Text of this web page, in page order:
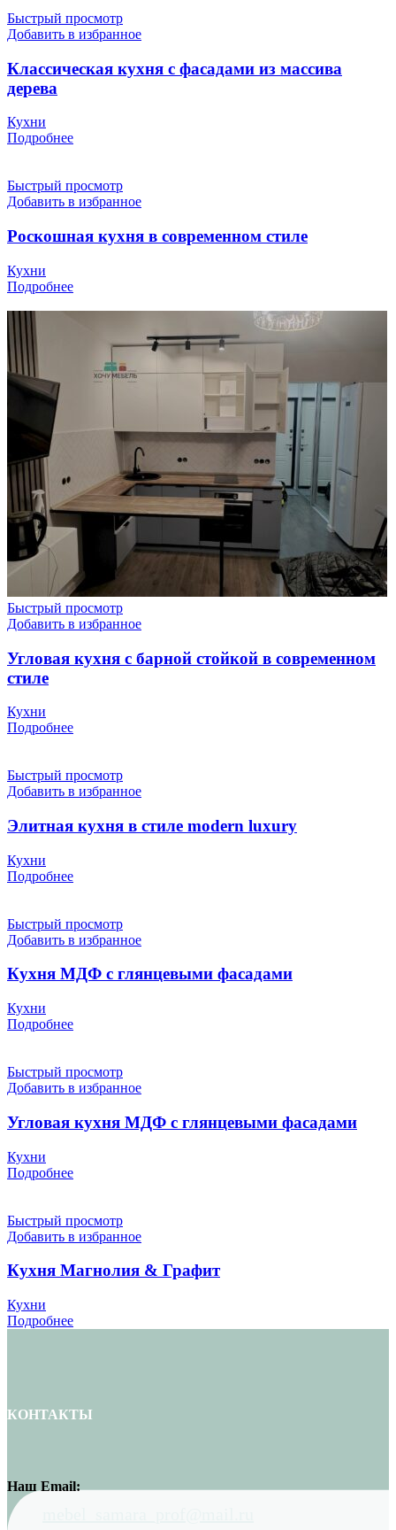
Быстрый просмотр
Добавить в избранное
Классическая кухня с фасадами из массива
дерева
Кухни
Подробнее
Быстрый просмотр
Добавить в избранное
Роскошная кухня в современном стиле
Кухни
Подробнее
Быстрый просмотр
Добавить в избранное
Угловая кухня с барной стойкой в современном
стиле
Кухни
Подробнее
Быстрый просмотр
Добавить в избранное
Элитная кухня в стиле modern luxury
Кухни
Подробнее
Быстрый просмотр
Добавить в избранное
Кухня МДФ с глянцевыми фасадами
Кухни
Подробнее
Быстрый просмотр
Добавить в избранное
Угловая кухня МДФ с глянцевыми фасадами
Кухни
Подробнее
Быстрый просмотр
Добавить в избранное
Кухня Магнолия & Графит
Кухни
Подробнее
КОНТАКТЫ
Наш Email: